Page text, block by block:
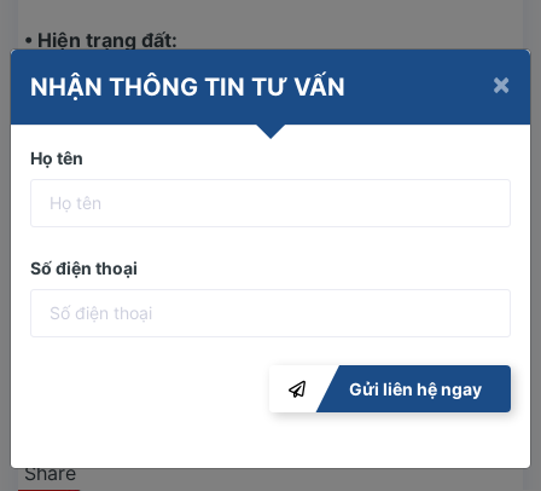
• Hiện trạng đất:
Địa Hình: đất bằng 40%, còn lại là triền đồi
đất ô tô gầm cao : hơn 200m
hoạch keo cũng kha khá.
cây, cỏ bò, cỏ sữa...
------------ Giá : 6 tỷ -----------
Share
NHẬN THÔNG TIN TƯ VẤN ×
Họ tên
Số điện thoại
Gửi liên hệ ngay